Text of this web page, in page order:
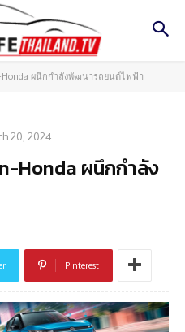
Honda ผนึกกำลังพัฒนารถยนต์ไฟฟ้า
20, 2024
Honda ผนึกกำลัง
Pinterest